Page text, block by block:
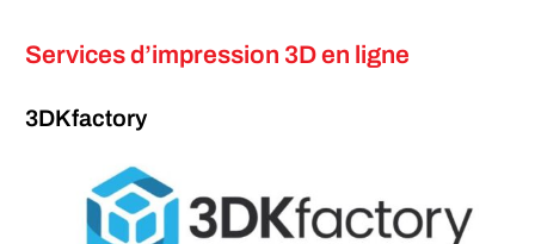
Services d’impression 3D en ligne
3DKfactory